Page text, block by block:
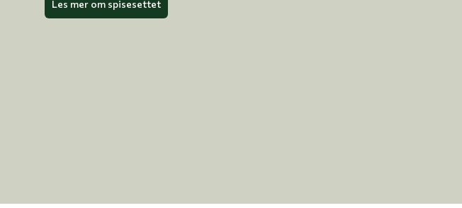
Les mer om spisesettet